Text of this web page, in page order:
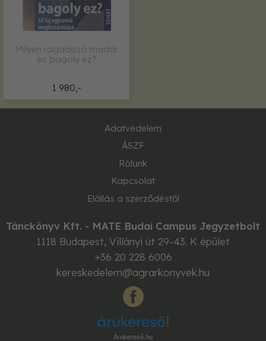
1 980,-
Milyen ragadozó madár
és bagoly ez?
Adatvédelem
ÁSZF
Rólunk
Kapcsolat
Elállás a szerződéstől
Tánckönyv Kft. - MATE Budai Campus Jegyzetbolt
1118 Budapest, Villányi út 29-43. K épület
+36 20 228 6006
kereskedelem@agrarkonyvek.hu
Árukereső.hu